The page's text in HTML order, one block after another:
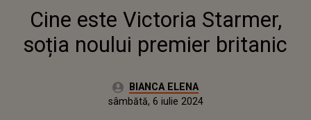
SOȚIA NOULUI PREMIER
BRITANIC
Cine este Victoria Starmer,
soția noului premier britanic
Autor:BIANCA ELENA
Publicat:
sâmbătă, 6 iulie 2024